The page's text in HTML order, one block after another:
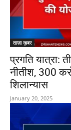
ताज़ा ख़बर
प्रगति यात्रा:
नीतीश, 300
शिलान्यास
January 20, 2025